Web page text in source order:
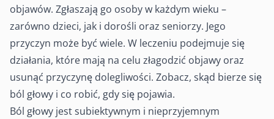
objawów. Zgłaszają go osoby w każdym wieku –
zarówno dzieci, jak i dorośli oraz seniorzy. Jego
przyczyn może być wiele. W leczeniu podejmuje się
działania, które mają na celu złagodzić objawy oraz
usunąć przyczynę dolegliwości. Zobacz, skąd bierze się
ból głowy i co robić, gdy się pojawia.
Ból głowy jest subiektywnym i nieprzyjemnym